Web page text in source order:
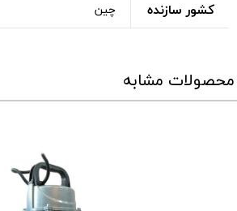
کشور سازنده چین
محصولات مشابه